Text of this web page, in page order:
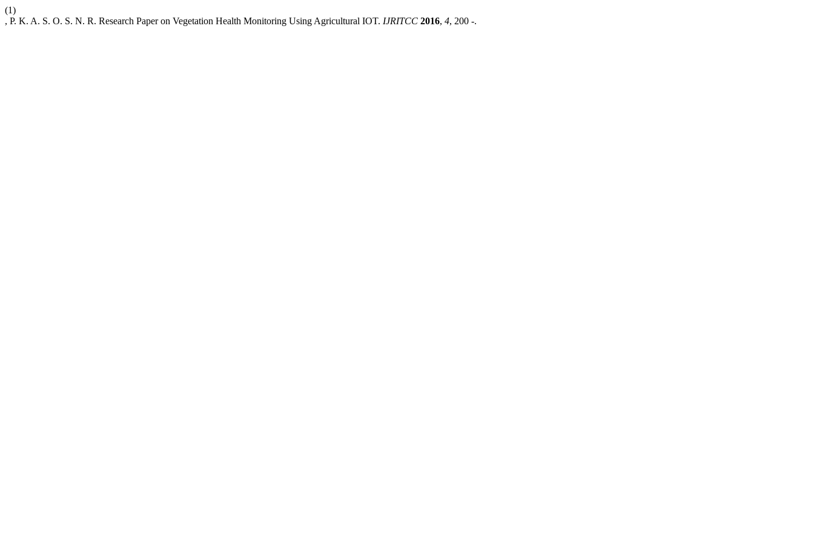
(1)
, P. K. A. S. O. S. N. R. Research Paper on Vegetation Health Monitoring Using Agricultural IOT. IJRITCC 2016, 4, 200 -.